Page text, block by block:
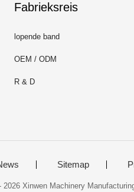
Fabrieksreis
lopende band
OEM / ODM
R & D
Sitemap
Xinwen Machinery